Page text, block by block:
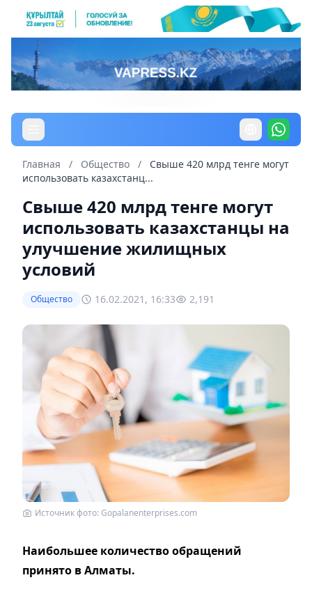
Главная / Общество /
Свыше 420 млрд тенге могут
использовать казахстанц...
Свыше 420 млрд тенге могут
использовать казахстанцы на
улучшение жилищных
условий
Общество 16.02.2021, 16:33 2,191
Источник фото: Gopalanenterprises.com
Наибольшее количество обращений
принято в Алматы.